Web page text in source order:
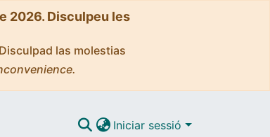
2026. Disculpeu les
las molestias
Iniciar sessió